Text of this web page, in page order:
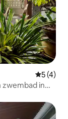
5 (4)
zwembad in